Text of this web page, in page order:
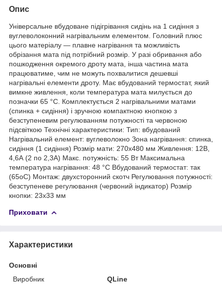
Опис
Універсальне вбудоване підігрівання сидінь на 1 сидіння з
вуглеволоконний нагрівальним елементом. Головний плюс
цього матеріалу — плавне нагрівання та можливість
обрізання мата під потрібний розмір. У разі обривання або
пошкодження окремого дроту мата, інша частина мата
працюватиме, чим не можуть похвалитися дешевші
нагрівальні елементи дроту. Має вбудований термостат, який
вимкне живлення, коли температура мата милується до
позначки 65 °C. Комплектується 2 нагрівальними матами
(спинка + сидіння) і зручною компактною кнопкою з
безступеневим регулюванням потужності та червоною
підсвіткою Технічні характеристики: Тип: вбудований
Нагрівальний елемент: вуглеволокно Зона нагрівання: спинка,
сидіння (1 сидіння) Розмір мати: 270х480 мм Живлення: 12В,
4,6А (2 по 2,3А) Макс. потужність: 55 Вт Максимальна
температура нагрівання: 48 °C Вбудований термостат: так
(65оС) Монтаж: двухсторонний скотч Регулювання потужності:
безступеневе регулювання (червоний індикатор) Розмір
кнопки: 23х33 мм
Приховати
Характеристики
Основні
Виробник
QLine